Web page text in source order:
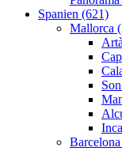
Spanien (621)
Mallorca